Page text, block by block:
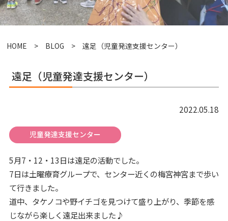
HOME > BLOG > 遠足（児童発達支援センター）
遠足（児童発達支援センター）
2022.05.18
児童発達支援センター
5月7・12・13日は遠足の活動でした。
7日は土曜療育グループで、センター近くの梅宮神宮まで歩い
て行きました。
道中、タケノコや野イチゴを見つけて盛り上がり、季節を感
じながら楽しく遠足出来ました♪